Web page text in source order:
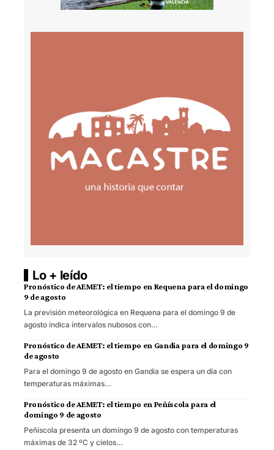
Lo + leído
Pronóstico de AEMET: el tiempo en Requena para el domingo
9 de agosto
La previsión meteorológica en Requena para el domingo 9 de
agosto indica intervalos nubosos con…
Pronóstico de AEMET: el tiempo en Gandia para el domingo 9
de agosto
Para el domingo 9 de agosto en Gandia se espera un día con
temperaturas máximas…
Pronóstico de AEMET: el tiempo en Peñíscola para el
domingo 9 de agosto
Peñíscola presenta un domingo 9 de agosto con temperaturas
máximas de 32 ºC y cielos…